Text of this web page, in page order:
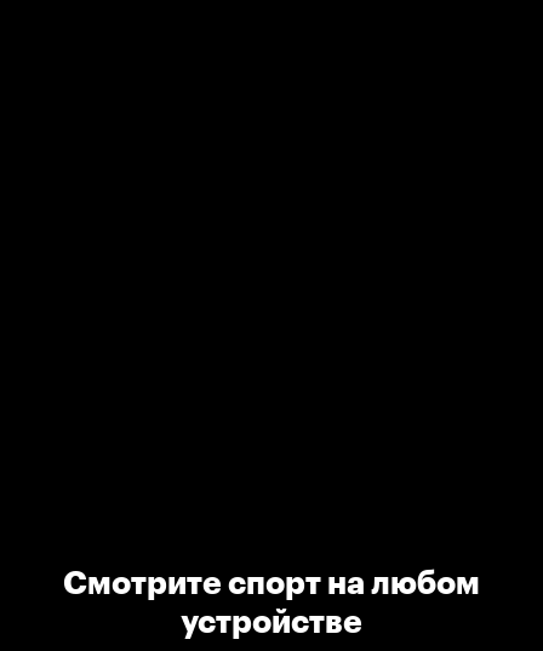
Смотрите спорт на любом
устройстве